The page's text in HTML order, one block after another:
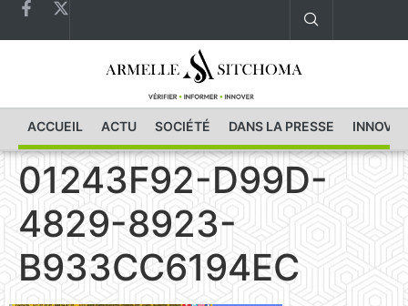
ACCUEIL ACTU SOCIÉTÉ DANS LA PRESSE
01243F92-D99D-
4829-8923-
B933CC6194EC